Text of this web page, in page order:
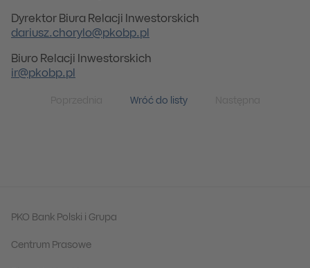
Dyrektor Biura Relacji Inwestorskich
dariusz.chorylo@pkobp.pl
Biuro Relacji Inwestorskich
ir@pkobp.pl
Wróć do listy
PKO Bank Polski i Grupa
Centrum Prasowe